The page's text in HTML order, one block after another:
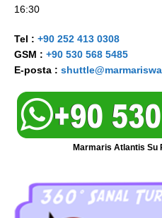
16:30
Tel : +90 252 413 0308
GSM : +90 530 568 5485
E-posta :
Marmaris Atlantis Su